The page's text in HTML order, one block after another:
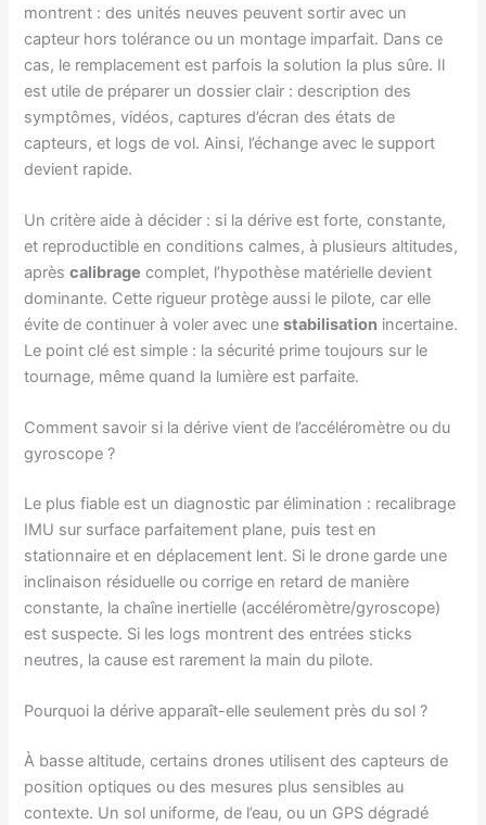
montrent : des unités neuves peuvent sortir avec un
capteur hors tolérance ou un montage imparfait. Dans ce
cas, le remplacement est parfois la solution la plus sûre. Il
est utile de préparer un dossier clair : description des
symptômes, vidéos, captures d’écran des états de
capteurs, et logs de vol. Ainsi, l’échange avec le support
devient rapide.
Un critère aide à décider : si la dérive est forte, constante,
et reproductible en conditions calmes, à plusieurs altitudes,
aprèscalibrage complet, l’hypothèse matérielle devient
dominante. Cette rigueur protège aussi le pilote, car elle
évite de continuer à voler avec unestabilisation incertaine.
Le point clé est simple : la sécurité prime toujours sur le
tournage, même quand la lumière est parfaite.
Comment savoir si la dérive vient de l’accéléromètre ou du
gyroscope ?
Le plus fiable est un diagnostic par élimination : recalibrage
IMU sur surface parfaitement plane, puis test en
stationnaire et en déplacement lent. Si le drone garde une
inclinaison résiduelle ou corrige en retard de manière
constante, la chaîne inertielle (accéléromètre/gyroscope)
est suspecte. Si les logs montrent des entrées sticks
neutres, la cause est rarement la main du pilote.
Pourquoi la dérive apparaît-elle seulement près du sol ?
À basse altitude, certains drones utilisent des capteurs de
position optiques ou des mesures plus sensibles au
contexte. Un sol uniforme, de l’eau, ou un GPS dégradé